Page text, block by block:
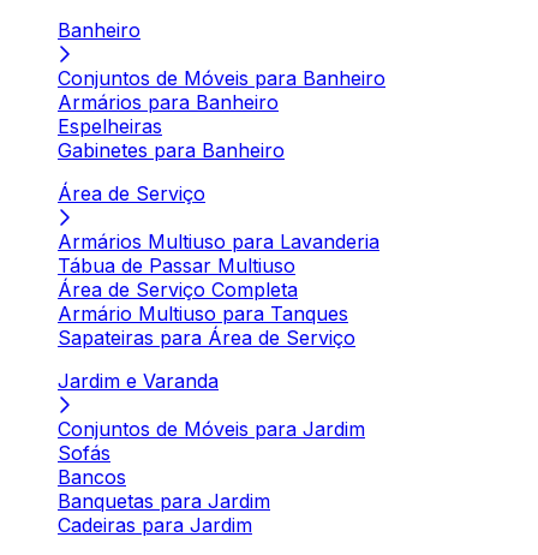
Banheiro
Conjuntos de Móveis para Banheiro
Armários para Banheiro
Espelheiras
Gabinetes para Banheiro
Área de Serviço
Armários Multiuso para Lavanderia
Tábua de Passar Multiuso
Área de Serviço Completa
Armário Multiuso para Tanques
Sapateiras para Área de Serviço
Jardim e Varanda
Conjuntos de Móveis para Jardim
Sofás
Bancos
Banquetas para Jardim
Cadeiras para Jardim